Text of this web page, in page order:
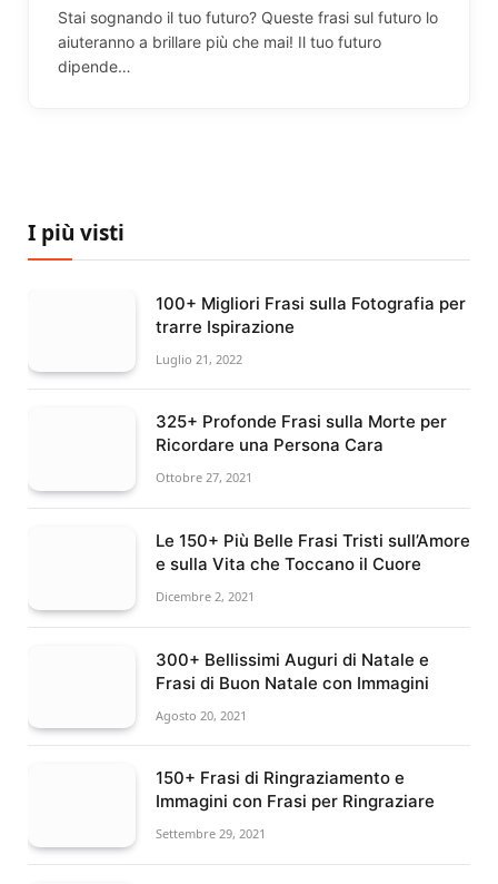
Stai sognando il tuo futuro? Queste frasi sul futuro lo
aiuteranno a brillare più che mai! Il tuo futuro
dipende…
I più visti
100+ Migliori Frasi sulla Fotografia per
trarre Ispirazione
Luglio 21, 2022
325+ Profonde Frasi sulla Morte per
Ricordare una Persona Cara
Ottobre 27, 2021
Le 150+ Più Belle Frasi Tristi sull’Amore
e sulla Vita che Toccano il Cuore
Dicembre 2, 2021
300+ Bellissimi Auguri di Natale e
Frasi di Buon Natale con Immagini
Agosto 20, 2021
150+ Frasi di Ringraziamento e
Immagini con Frasi per Ringraziare
Settembre 29, 2021